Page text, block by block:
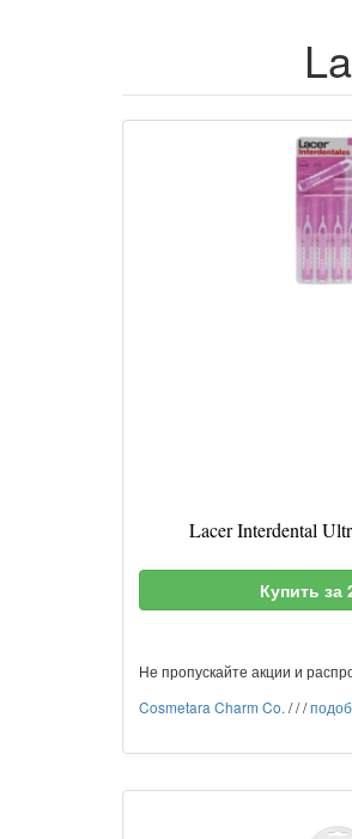
Lacer Interdental
Купить за
Не пропускайте акции и
Cosmetara Charm Co. ///